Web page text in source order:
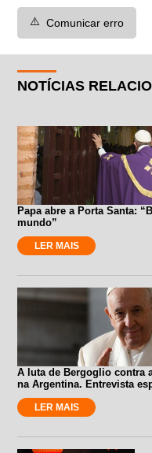
⚠️ Comunicar erro
NOTÍCIAS
Papa abre a Porta Santa:
mundo”
LER MAIS
A luta de Bergoglio contra
na Argentina. Entrevista
LER MAIS